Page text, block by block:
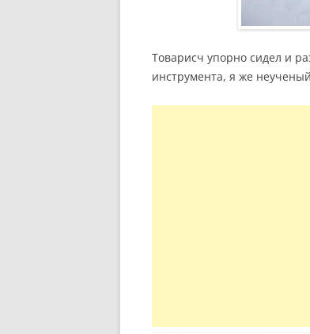
Товарисч упорно сидел и
инструмента, я же